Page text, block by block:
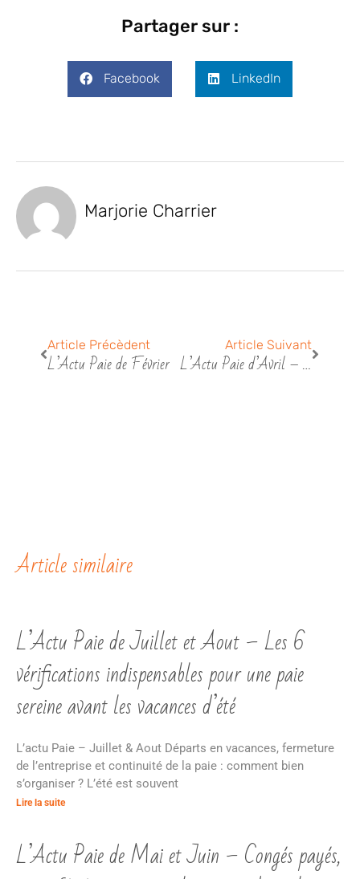
Partager sur :
Facebook LinkedIn
Marjorie Charrier
Article Précèdent
L’Actu Paie de Février
Article Suivant
L’Actu Paie d’Avril – Les heures supplémentaires
Article similaire
L’Actu Paie de Juillet et Aout – Les 6
vérifications indispensables pour une paie
sereine avant les vacances d’été
L’actu Paie – Juillet & Aout Départs en vacances, fermeture
de l’entreprise et continuité de la paie : comment bien
s’organiser ? L’été est souvent
Lire la suite
L’Actu Paie de Mai et Juin – Congés payés,